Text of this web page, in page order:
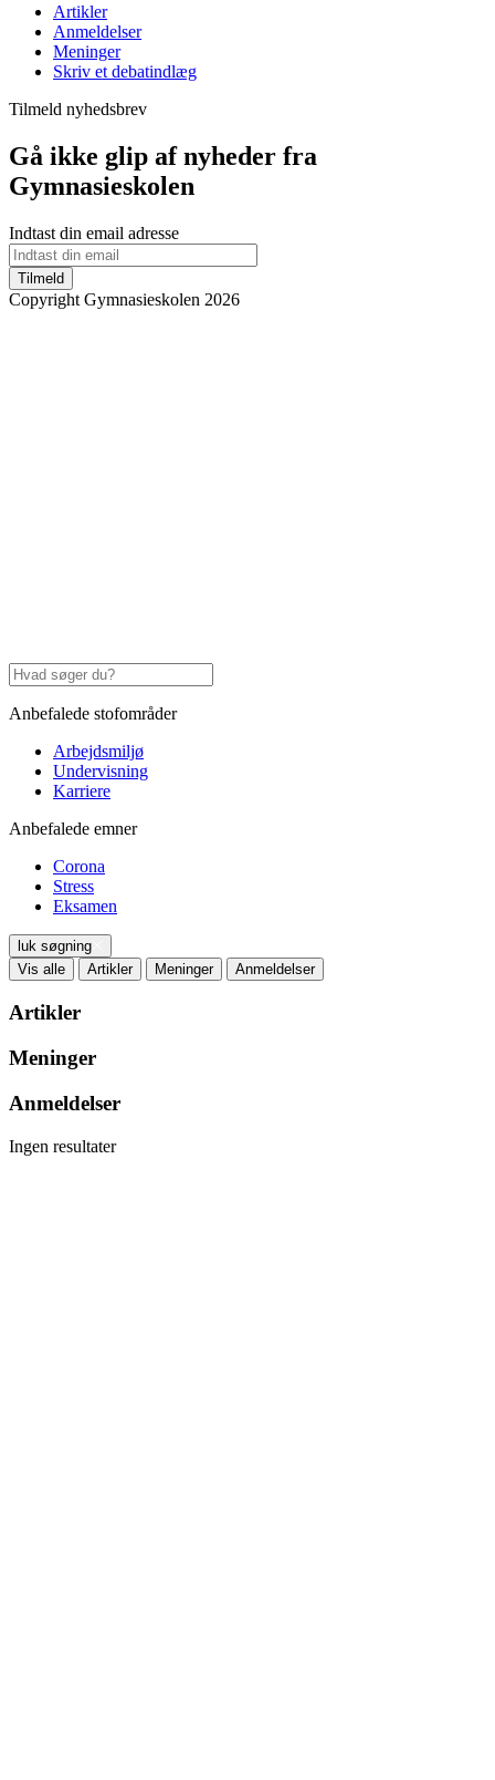
Artikler
Anmeldelser
Meninger
Skriv et debatindlæg
Tilmeld nyhedsbrev
Gå ikke glip af nyheder fra
Gymnasieskolen
Indtast din email adresse
Tilmeld
Copyright Gymnasieskolen 2026
Anbefalede stofområder
Arbejdsmiljø
Undervisning
Karriere
Anbefalede emner
Corona
Stress
Eksamen
luk søgning
Vis alle
Artikler Meninger Anmeldelser
Artikler
Meninger
Anmeldelser
Ingen resultater